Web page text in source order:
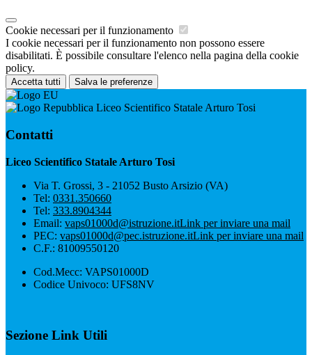
Cookie necessari per il funzionamento
I cookie necessari per il funzionamento non possono essere
disabilitati. È possibile consultare l'elenco nella pagina della cookie
policy.
Accetta tutti Salva le preferenze
Liceo Scientifico Statale Arturo Tosi
Contatti
Liceo Scientifico Statale Arturo Tosi
Via T. Grossi, 3 - 21052 Busto Arsizio (VA)
Tel: 0331.350660
Tel: 333.8904344
Email: vaps01000d@istruzione.itLink per inviare una mail
PEC: vaps01000d@pec.istruzione.itLink per inviare una mail
C.F.: 81009550120
Cod.Mecc: VAPS01000D
Codice Univoco: UFS8NV
Sezione Link Utili